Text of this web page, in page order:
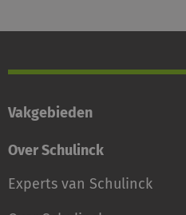
Vakgebieden
Over Schulinck
Experts van Schulinck